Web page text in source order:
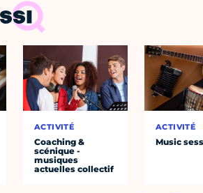
ACTIVITÉ
Coaching &
scénique -
musiques
actuelles collectif
ACTIVITÉ
Music